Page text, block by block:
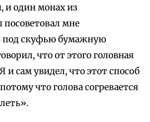
и один монах из
мне
под скуфью бумажную
что от этого головная
и сам увидел, что этот способ
что голова согревается